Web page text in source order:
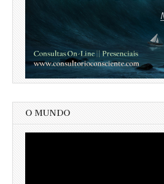
O MUNDO